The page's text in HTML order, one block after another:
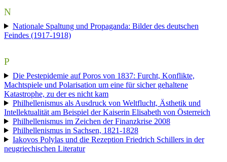
N
Nationale Spaltung und Propaganda: Bilder des deutschen
Feindes (1917-1918)
P
Die Pestepidemie auf Poros von 1837: Furcht, Konflikte,
Machtspiele und Polarisation um eine für sicher gehaltene
Katastrophe, zu der es nicht kam
Philhellenismus als Ausdruck von Weltflucht, Ästhetik und
Intellektualität am Beispiel der Kaiserin Elisabeth von Österreich
Philhellenismus im Zeichen der Finanzkrise 2008
Philhellenismus in Sachsen, 1821-1828
Iakovos Polylas und die Rezeption Friedrich Schillers in der
neugriechischen Literatur